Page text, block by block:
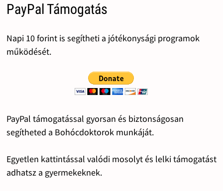
PayPal Támogatás
Napi 10 forint is segítheti a jótékonysági programok
működését.
PayPal támogatással gyorsan és biztonságosan
segítheted a Bohócdoktorok munkáját.
Egyetlen kattintással valódi mosolyt és lelki támogatást
adhatsz a gyermekeknek.